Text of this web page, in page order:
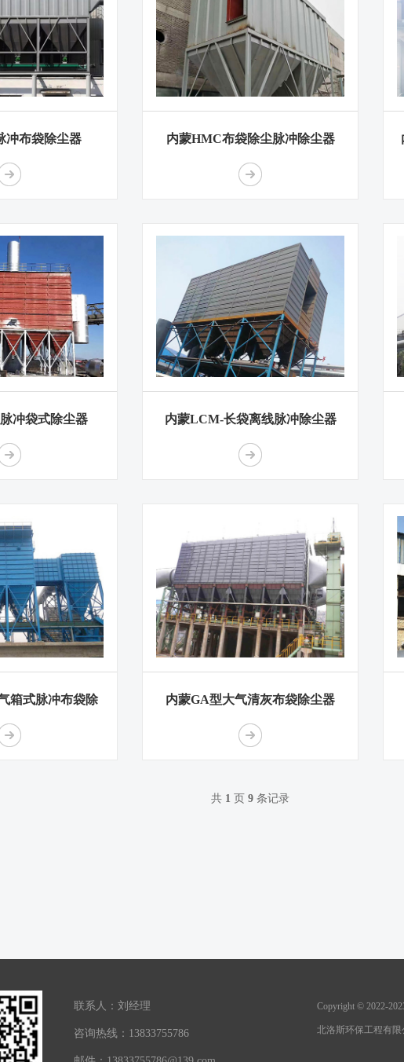
冲布袋除尘器 内蒙HMC布袋除尘脉冲除尘器
冲袋式除尘器 内蒙LCM-长袋离线脉冲除尘器
箱式脉冲布袋除
尘器
内蒙GA型大气清灰布袋除尘器
共 1 页 9 条记录
联系人：刘经理
咨询热线：13833755786
Copyright © 2022-
北洛斯环保工程有限